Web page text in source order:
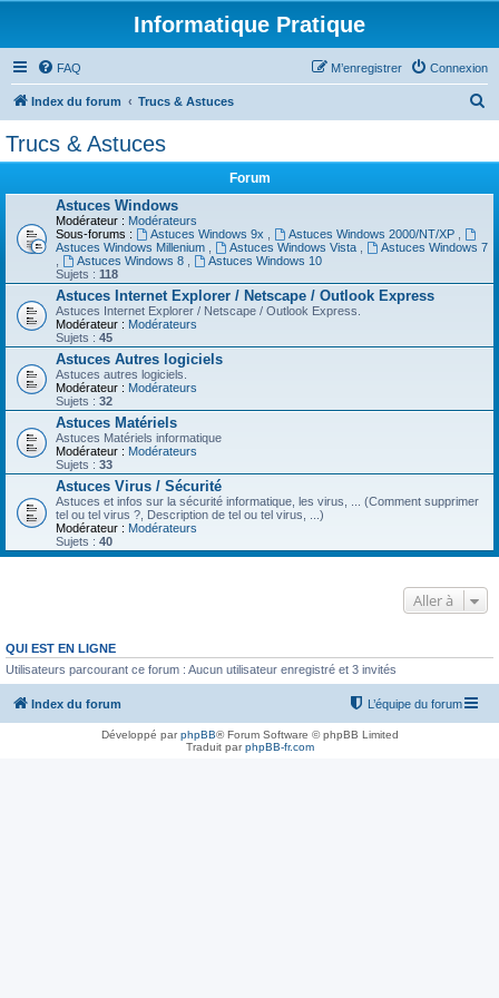
Informatique Pratique
FAQ Connexion
M’enregistrer
Index du forum Trucs & Astuces
h
Trucs & Astuces
Forum
Astuces Windows
Modérateur : Modérateurs
Sous-forums :
Astuces Windows 9x Astuces Windows 2000/NT/XP
Astuces Windows Millenium
Astuces Windows Vista
Astuces Windows 7
Astuces Windows 8
Astuces Windows 10
Sujets : 118
Astuces Internet Explorer / Netscape / Outlook Express
Astuces Internet Explorer / Netscape / Outlook Express.
Modérateur : Modérateurs
Sujets : 45
Astuces Autres logiciels
Astuces autres logiciels.
Modérateur : Modérateurs
Sujets : 32
Astuces Matériels
Astuces Matériels informatique
Modérateur : Modérateurs
Sujets : 33
Astuces Virus / Sécurité
Astuces et infos sur la sécurité informatique, les virus, ... (Comment supprimer
tel ou tel virus ?, Description de tel ou tel virus, ...)
Modérateur : Modérateurs
Sujets : 40
Aller à
QUI EST EN LIGNE
Utilisateurs parcourant ce forum : Aucun utilisateur enregistré et 3 invités
Index du forum L’équipe du forum
Développé parphpBB® Forum Software © phpBB Limited
Traduit parphpBB-fr.com